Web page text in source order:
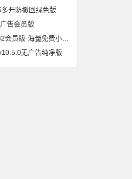
开防撤回绿色版
告会员版
免费小说有声小说阅读听书
无广告纯净版